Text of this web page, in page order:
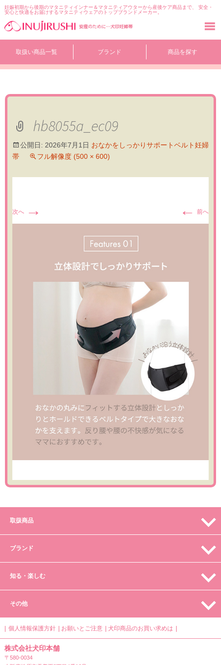
妊娠初期から後期のマタニティインナー＆マタニティアウターから産後ケア商品まで、 安全・
安心と快適をお届けするマタニティウェアのトップブランドメーカー。
テ
取扱い商品一覧 ブランド 商品を探す
hb8055a_ec09
公開日: 2026年7月1日 おなかをしっかりサポートベルト妊婦
帯
フル解像度 (500 × 600)
← 前へ
次へ →
取扱商品
ブランド
知る・楽しむ
その他
個人情報保護方針 お願いとご注意 犬印商品のお買い求めは
株式会社犬印本舗
〒580-0034